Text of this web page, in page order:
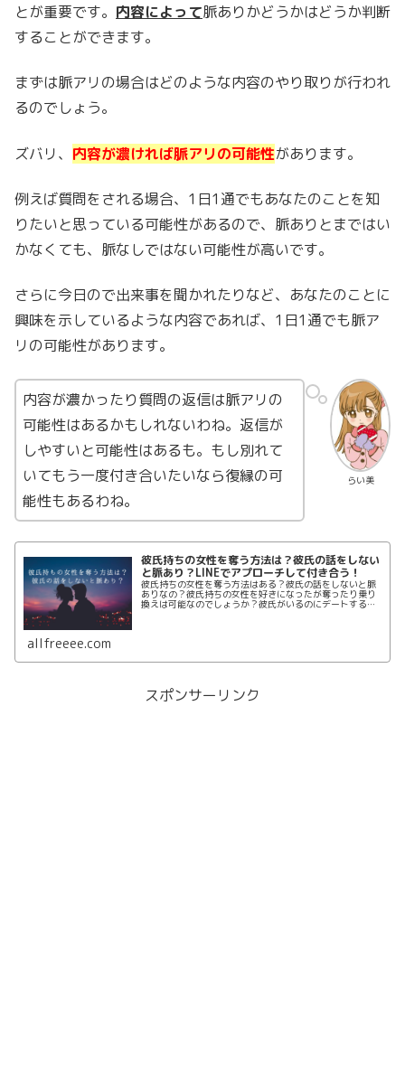
とが重要です。 内容によって脈ありかどうかはどうか判断
することができます。
まずは脈アリの場合はどのような内容のやり取りが行われ
るのでしょう。
ズバリ、 内容が濃ければ脈アリの可能性があります。
例えば質問をされる場合、1日1通でもあなたのことを知
りたいと思っている可能性があるので、脈ありとまではい
かなくても、脈なしではない可能性が高いです。
さらに今日ので出来事を聞かれたりなど、あなたのことに
興味を示しているような内容であれば、1日1通でも脈ア
リの可能性があります。
らい美
内容が濃かったり質問の返信は脈アリの
可能性はあるかもしれないわね。返信が
しやすいと可能性はあるも。もし別れて
いてもう一度付き合いたいなら復縁の可
能性もあるわね。
彼氏持ちの女性を奪う方法は？彼氏の話をしない
と脈あり？LINEでアプローチして付き合う！
彼氏持ちの女性を奪う方法はある？彼氏の話をしないと脈
ありなの？彼氏持ちの女性を好きになったが奪ったり乗り
換えは可能なのでしょうか？彼氏がいるのにデートすると
allfreeee.com
スポンサーリンク